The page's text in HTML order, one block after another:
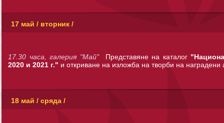
17 май / вторник /
17.30 часа, галерия "Май"Представяне на каталог
2020 и 2021 г." и откриване на изложба на творби на наградени
18 май / сряда /